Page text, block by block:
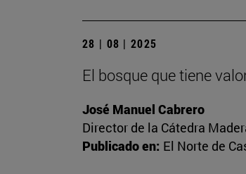
28 | 08 | 2025
El bosque que tiene
José Manuel Cabrero
Director de la Cátedra
Publicado en: El Norte de